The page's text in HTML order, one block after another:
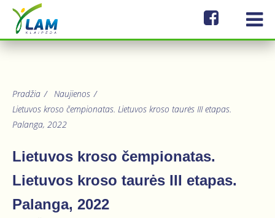
Pradžia / Naujienos /
Lietuvos kroso čempionatas. Lietuvos kroso taurės III etapas.
Palanga, 2022
Lietuvos kroso čempionatas.
Lietuvos kroso taurės III etapas.
Palanga, 2022